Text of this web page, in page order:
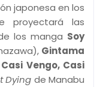
japonesa en los
proyectará las
los manga Soy
Gintama
Casi Vengo, Casi
Dying de Manabu